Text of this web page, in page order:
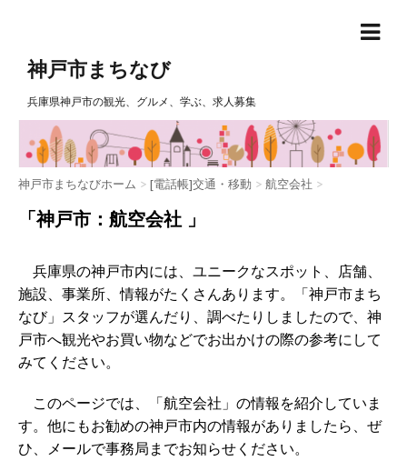
神戸市まちなび
兵庫県神戸市の観光、グルメ、学ぶ、求人募集
神戸市まちなびホーム > [電話帳]交通・移動 > 航空会社 >
「神戸市：航空会社 」
兵庫県の神戸市内には、ユニークなスポット、店舗、
施設、事業所、情報がたくさんあります。「神戸市まち
なび」スタッフが選んだり、調べたりしましたので、神
戸市へ観光やお買い物などでお出かけの際の参考にして
みてください。
このページでは、「航空会社」の情報を紹介していま
す。他にもお勧めの神戸市内の情報がありましたら、ぜ
ひ、メールで事務局までお知らせください。